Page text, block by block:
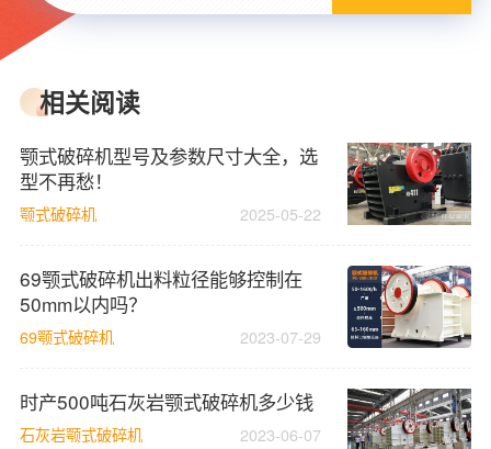
相关阅读
颚式破碎机型号及参数尺寸大全，选
型不再愁！
颚式破碎机 2025-05-22
69颚式破碎机出料粒径能够控制在
50mm以内吗？
69颚式破碎机 2023-07-29
时产500吨石灰岩颚式破碎机多少钱
石灰岩颚式破碎机 2023-06-07